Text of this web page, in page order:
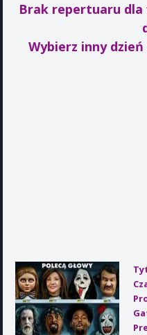
Brak repertuaru
Wybierz inny